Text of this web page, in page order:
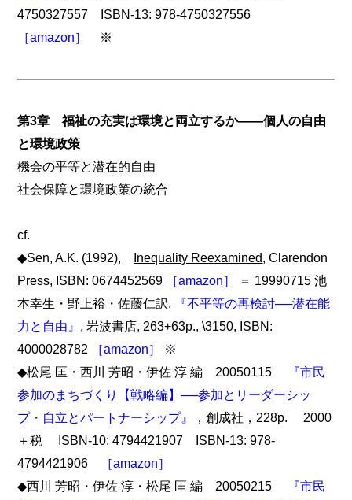
4750327557 ISBN-13: 978-4750327556
［amazon］
※
第3章 福祉の充実は環境と両立するか――個人の自由
と環境政策
機会の平等と潜在的自由
社会保障と環境政策の統合
cf.
◆Sen, A.K. (1992), Inequality Reexamined, Clarendon
Press, ISBN: 0674452569
［amazon］
＝ 19990715 池
本幸生・野上裕・佐藤仁訳,
『不平等の再検討──潜在能
力と自由』 , 岩波書店, 263+63p., \3150, ISBN:
4000028782
［amazon］
※
◆松尾 匡・西川 芳昭・伊佐 淳 編 20050115
『市民
参加のまちづくり【戦略編】──参加とリーダーシッ
プ・自立とパートナーシップ』
，創成社，228p. 2000
＋税 ISBN-10: 4794421907 ISBN-13: 978-
4794421906
［amazon］
◆西川 芳昭・伊佐 淳・松尾 匡 編 20050215
『市民